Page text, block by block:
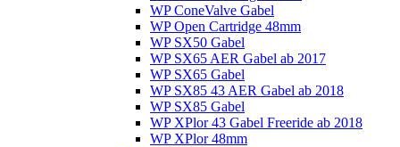
WP ConeValve Gabel
WP Open Cartridge 48mm
WP SX50 Gabel
WP SX65 AER Gabel ab 2017
WP SX65 Gabel
WP SX85 43 AER Gabel ab 2018
WP SX85 Gabel
WP XPlor 43 Gabel Freeride ab 2018
WP XPlor 48mm